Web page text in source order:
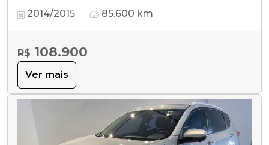
2014/2015 85.600 km
R$ 108.900
Ver mais